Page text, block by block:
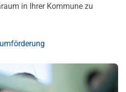
in Ihrer Kommune zu